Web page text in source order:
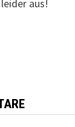
aus!